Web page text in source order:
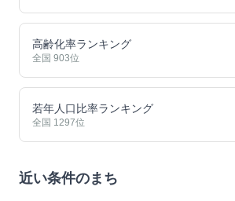
高齢化率ランキング
全国 903位
若年人口比率ランキング
全国 1297位
近い条件のまち